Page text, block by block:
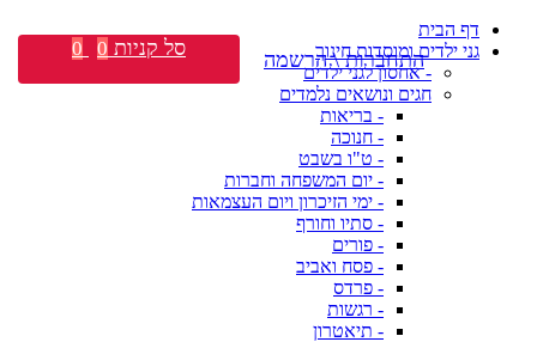
דף הבית
גני ילדים ומוסדות חינוך
- אחסון לגני ילדים
חגים ונושאים נלמדים
- בריאות
- חנוכה
- ט"ו בשבט
- יום המשפחה וחברות
- ימי הזיכרון ויום העצמאות
- סתיו וחורף
- פורים
- פסח ואביב
- פרדס
- רגשות
- תיאטרון
התחברות \ הרשמה סל קניות 0
0